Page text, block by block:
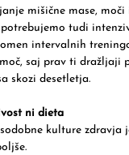
mišične mase, moči
tudi
intervalnih
saj prav ti dražljaji
skozi desetletja.
ni dieta
kulture zdravja